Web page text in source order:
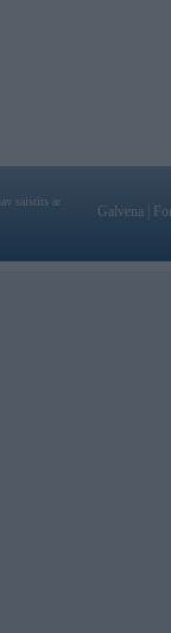
saistīts ar
Galvena